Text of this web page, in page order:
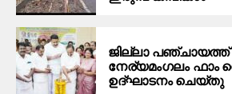
ജില്ലാ പഞ്ചായത്ത്
നേര്യമംഗലം ഫാം
ഉദ്ഘാടനം ചെയ്തു